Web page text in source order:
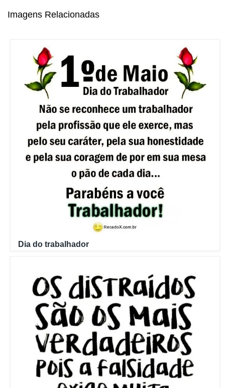
Imagens Relacionadas
Dia do trabalhador